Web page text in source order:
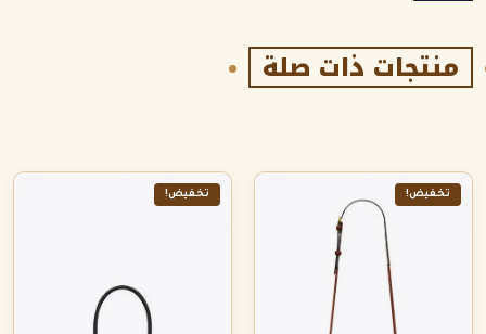
منتجات ذات صلة
تخفيض! تخفيض!